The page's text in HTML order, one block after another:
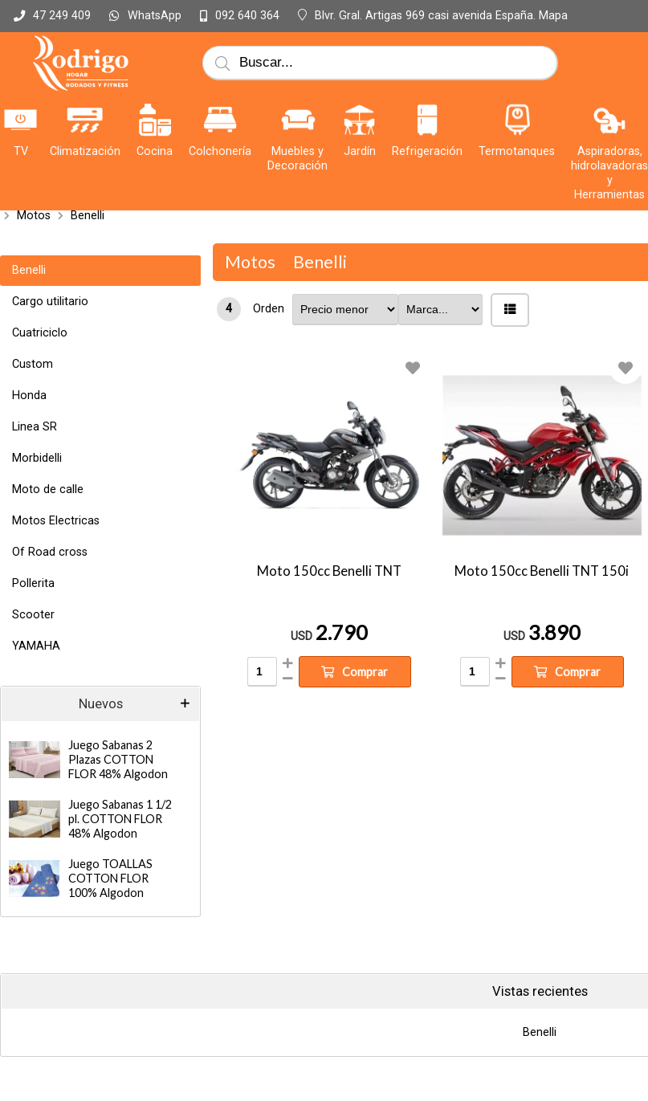
47 249 409 WhatsApp 092 640 364 Blvr. Gral. Artigas 969 casi avenida España. Mapa
TV Climatización Cocina Colchonería
Muebles y
Decoración
Jardín Refrigeración Termotanques
Aspiradoras,
hidrolavadoras
y
Herramientas
Motos Benelli
Benelli
Cargo utilitario
Cuatriciclo
Custom
Honda
Linea SR
Morbidelli
Moto de calle
Motos Electricas
Of Road cross
Pollerita
Scooter
YAMAHA
Nuevos
Juego Sabanas 2
Plazas COTTON
FLOR 48% Algodon
Juego Sabanas 1 1/2
pl. COTTON FLOR
48% Algodon
Juego TOALLAS
COTTON FLOR
100% Algodon
Motos Benelli
4 Orden
Moto 150cc Benelli TNT
USD 2.790
Comprar
Moto 150cc Benelli TNT 150i
USD 3.890
Comprar
Vistas recientes
Benelli